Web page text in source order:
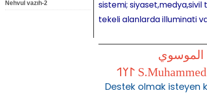
sistemi;
tekeli alanlarda illuminati
الموسوي
Destek olmak isteyen
Nehvul vazıh-2